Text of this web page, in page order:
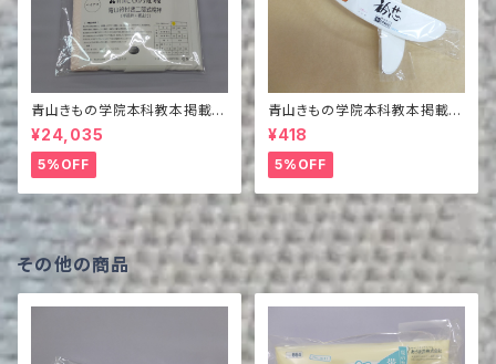
青山きもの学院本科教本掲載商
品 バイヤス青山衿付き二部式
襦袢（半襦袢＋裾除け）
¥24,035
5%OFF
青山きもの学院本科教本掲載商
品 衿芯2枚組
¥418
5%OFF
その他の商品